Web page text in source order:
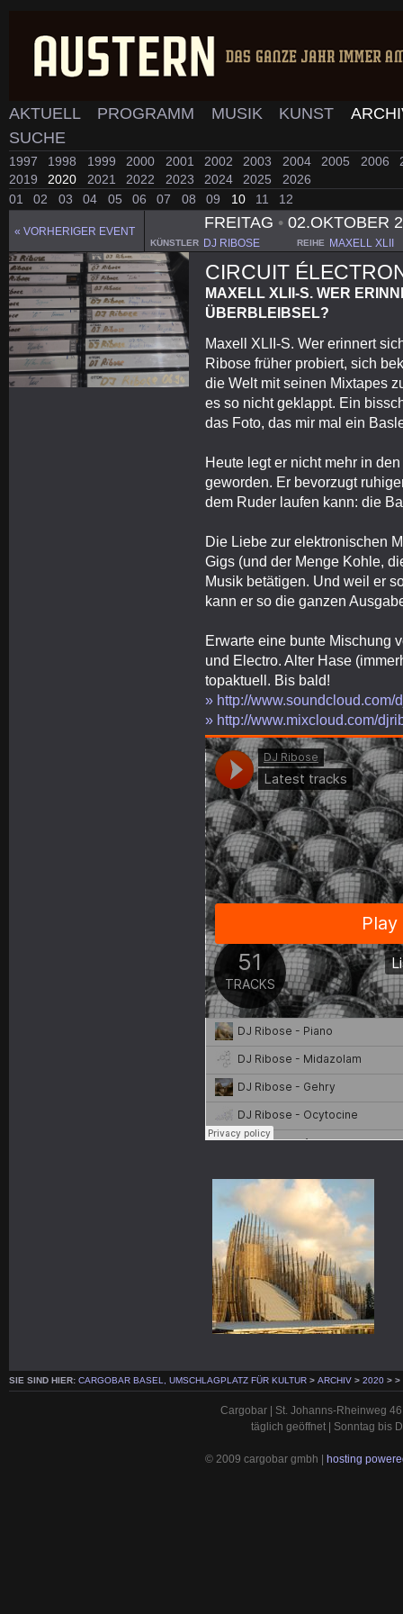
AKTUELL PROGRAMM MUSIK KUNST
SUCHE
1997 1998 1999 2000 2001 2002 2003 2004 2005 2006
2019
2020 2021 2022 2023 2024 2025
2026
01
02 03 04 05 06 07 08 09 10 11 12
« VORHERIGER EVENT
FREITAG •02.OKTOBER
KÜNSTLER DJ RIBOSE REIHE MAXELL XLII
CIRCUIT
MAXELL XLII-S. WER
ÜBERBLEIBSEL?
Maxell XLII-S. Wer erinnert
Ribose früher probiert, sich
die Welt mit seinen Mixtapes
es so nicht geklappt. Ein
das Foto, das mir mal ein
Heute legt er nicht mehr in
geworden. Er bevorzugt
dem Ruder laufen kann: die
Die Liebe zur elektronischen
Gigs (und der Menge Kohle,
Musik betätigen. Und weil er
kann er so die ganzen
Erwarte eine bunte Mischung
und Electro. Alter Hase
topaktuell. Bis bald!
» http://www.soundcloud.com/
» http://www.mixcloud.com/
SIE SIND HIER: CARGOBAR BASEL, UMSCHLAGPLATZ FÜR KULTUR > ARCHIV > 2020 > >
Cargobar | St. Johanns-Rheinweg
täglich geöffnet | Sonntag bis
© 2009 cargobar gmbh | hosting